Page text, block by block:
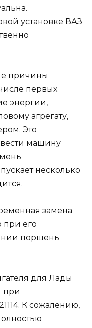
установке ВАЗ
причины
первых
энергии,
агрегату,
Это
машину
несколько
замена
при его
поршень
для Лады
при
К сожалению,